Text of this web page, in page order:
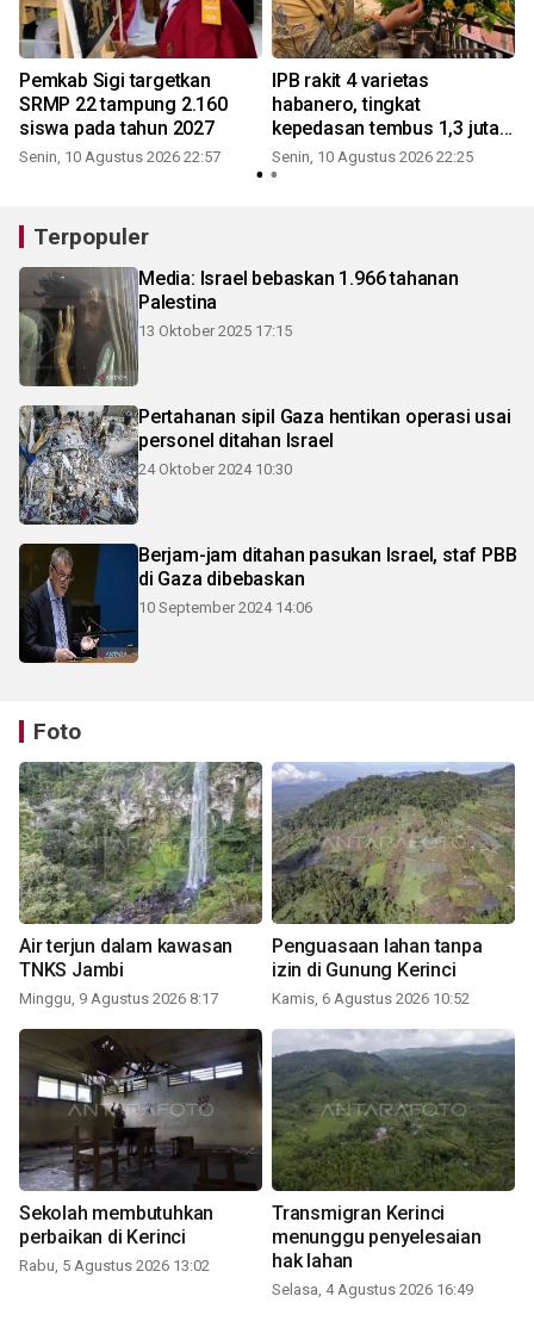
Pemkab Sigi targetkan
SRMP 22 tampung 2.160
siswa pada tahun 2027
Senin, 10 Agustus 2026 22:57
IPB rakit 4 varietas
habanero, tingkat
kepedasan tembus 1,3 juta
SHU
Senin, 10 Agustus 2026 22:25
Terpopuler
Media: Israel bebaskan 1.966 tahanan
Palestina
13 Oktober 2025 17:15
Pertahanan sipil Gaza hentikan operasi usai
personel ditahan Israel
24 Oktober 2024 10:30
Berjam-jam ditahan pasukan Israel, staf PBB
di Gaza dibebaskan
10 September 2024 14:06
Foto
Air terjun dalam kawasan
TNKS Jambi
Minggu, 9 Agustus 2026 8:17
Penguasaan lahan tanpa
izin di Gunung Kerinci
Kamis, 6 Agustus 2026 10:52
Sekolah membutuhkan
perbaikan di Kerinci
Rabu, 5 Agustus 2026 13:02
Transmigran Kerinci
menunggu penyelesaian
hak lahan
Selasa, 4 Agustus 2026 16:49